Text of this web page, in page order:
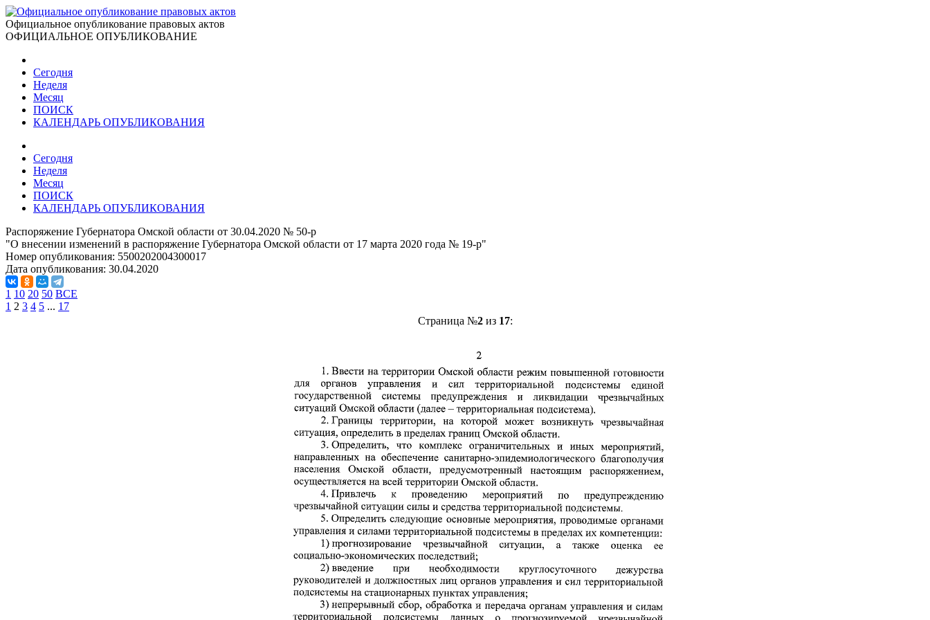
Официальное опубликование правовых актов
ОФИЦИАЛЬНОЕ ОПУБЛИКОВАНИЕ
Сегодня
Неделя
Месяц
ПОИСК
КАЛЕНДАРЬ ОПУБЛИКОВАНИЯ
Сегодня
Неделя
Месяц
ПОИСК
КАЛЕНДАРЬ ОПУБЛИКОВАНИЯ
Распоряжение Губернатора Омской области от 30.04.2020 № 50-р
"О внесении изменений в распоряжение Губернатора Омской области от 17 марта 2020 года № 19-р"
Номер опубликования: 5500202004300017
Дата опубликования: 30.04.2020
1 10 20 50 ВСЕ
1 2 3 4 5 ... 17
Страница №2из 17: